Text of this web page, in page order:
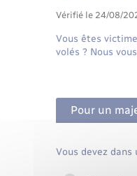
Vérifié le 24/08/
Vous êtes
volés ? Nous
Pour un
Vous devez